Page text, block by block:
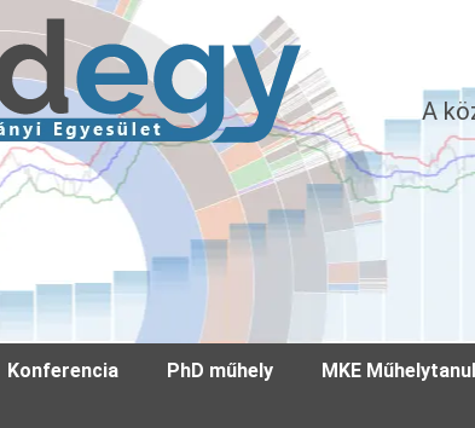
A
Konferencia PhD műhely MKE